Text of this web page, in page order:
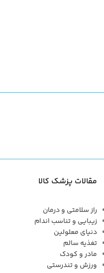
مقالات پزشک کالا
راز سلامتی و درمان
زیبایی و تناسب اندام
دنیای معلولین
تغذیه سالم
مادر و کودک
ورزش و تندرستی